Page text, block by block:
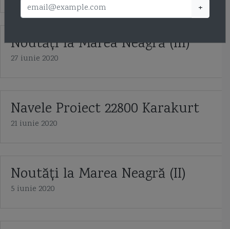
Noutăţi la Marea Neagră (III)
27 iunie 2020
Navele Proiect 22800 Karakurt
21 iunie 2020
Noutăți la Marea Neagră (II)
5 iunie 2020
+